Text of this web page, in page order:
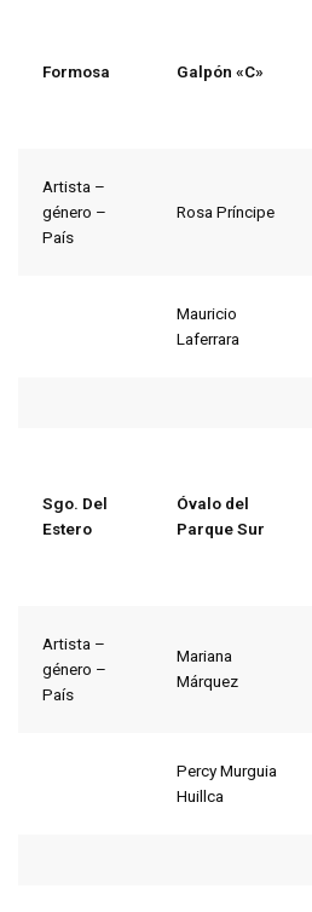
Formosa Galpón «C»
Artista –
género –
País
Rosa Príncipe
Mauricio
Laferrara
Sgo. Del
Estero
Óvalo del
Parque Sur
Artista –
género –
País
Mariana
Márquez
Percy Murguia
Huillca